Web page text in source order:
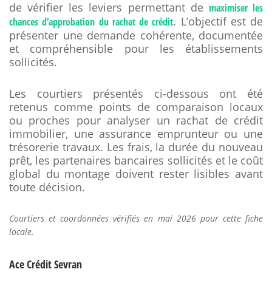
de vérifier les leviers permettant de maximiser les
chances d’approbation du rachat de crédit. L’objectif est de
présenter une demande cohérente, documentée
et compréhensible pour les établissements
sollicités.
Les courtiers présentés ci-dessous ont été
retenus comme points de comparaison locaux
ou proches pour analyser un rachat de crédit
immobilier, une assurance emprunteur ou une
trésorerie travaux. Les frais, la durée du nouveau
prêt, les partenaires bancaires sollicités et le coût
global du montage doivent rester lisibles avant
toute décision.
Courtiers et coordonnées vérifiés en mai 2026 pour cette fiche
locale.
Ace Crédit Sevran